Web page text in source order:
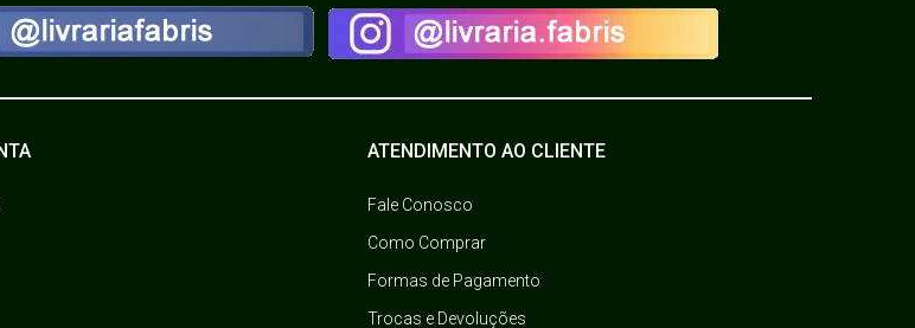
ATENDIMENTO AO CLIENTE
Fale Conosco
Como Comprar
Formas de Pagamento
Trocas e Devoluções